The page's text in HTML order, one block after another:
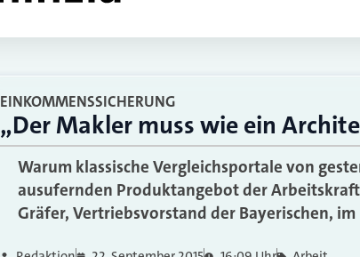
EINKOMMENSSICHERUNG
„Der Makler muss wie ein
Warum klassische Vergleichsportale von
ausufernden Produktangebot der
Gräfer, Vertriebsvorstand der Bayerischen,